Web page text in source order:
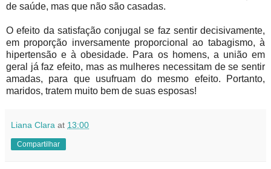
de saúde, mas que não são casadas.
O efeito da satisfação conjugal se faz sentir decisivamente,
em proporção inversamente proporcional ao tabagismo, à
hipertensão e à obesidade. Para os homens, a união em
geral já faz efeito, mas as mulheres necessitam de se sentir
amadas, para que usufruam do mesmo efeito. Portanto,
maridos, tratem muito bem de suas esposas!
Liana Clara at 13:00
Compartilhar